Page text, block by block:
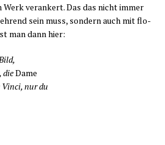
Werk ver­an­kert. Das das nicht immer
sein muss, son­dern auch mit flo­
man dann hier:
dieDame
Vin­ci, nur du